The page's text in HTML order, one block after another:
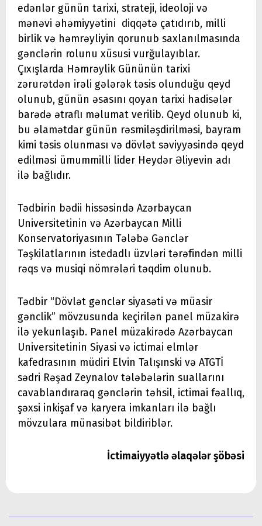
edənlər günün tarixi, strateji, ideoloji və
mənəvi əhəmiyyətini diqqətə çatıdırıb, milli
birlik və həmrəyliyin qorunub saxlanılmasında
gənclərin rolunu xüsusi vurğulayıblar.
Çıxışlarda Həmrəylik Gününün tarixi
zərurətdən irəli gələrək təsis olunduğu qeyd
olunub, günün əsasını qoyan tarixi hadisələr
barədə ətraflı məlumat verilib. Qeyd olunub ki,
bu əlamətdar günün rəsmiləşdirilməsi, bayram
kimi təsis olunması və dövlət səviyyəsində qeyd
edilməsi ümummilli lider Heydər Əliyevin adı
ilə bağlıdır.
Tədbirin bədii hissəsində Azərbaycan
Universitetinin və Azərbaycan Milli
Konservatoriyasının Tələbə Gənclər
Təşkilatlarının istedadlı üzvləri tərəfindən milli
rəqs və musiqi nömrələri təqdim olunub.
Tədbir “Dövlət gənclər siyasəti və müasir
gənclik” mövzusunda keçirilən panel müzakirə
ilə yekunlaşıb. Panel müzakirədə Azərbaycan
Universitetinin Siyasi və ictimai elmlər
kafedrasının müdiri Elvin Talışınski və ATGTİ
sədri Rəşad Zeynalov tələbələrin suallarını
cavablandıraraq gənclərin təhsil, ictimai fəallıq,
şəxsi inkişaf və karyera imkanları ilə bağlı
mövzulara münasibət bildiriblər.
İctimaiyyətlə əlaqələr şöbəsi